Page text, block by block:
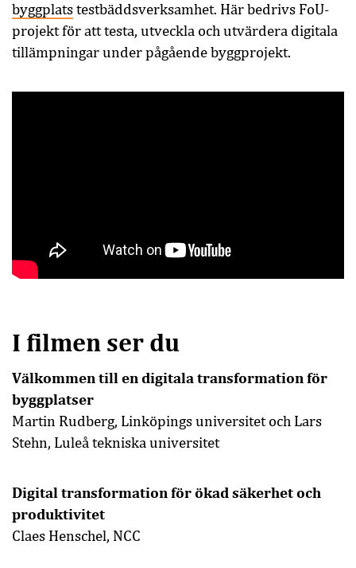
byggplatstestbäddsverksamhet. Här bedrivs FoU-
projekt för att testa, utveckla och utvärdera digitala
tillämpningar under pågående byggprojekt.
I filmen ser du
Välkommen till en digitala transformation för
byggplatser
Martin Rudberg, Linköpings universitet och Lars
Stehn, Luleå tekniska universitet
Digital transformation för ökad säkerhet och
produktivitet
Claes Henschel, NCC